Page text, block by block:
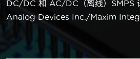
DC/DC 和 AC/DC（离线）SMPS
Analog Devices Inc./Maxim